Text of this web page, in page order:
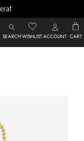
SEARCHWISHLISTACCOUNT CART